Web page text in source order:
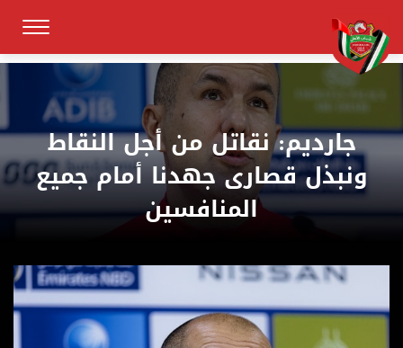
جارديم: نقاتل من أجل النقاط
ونبذل قصارى جهدنا أمام جميع
المنافسين